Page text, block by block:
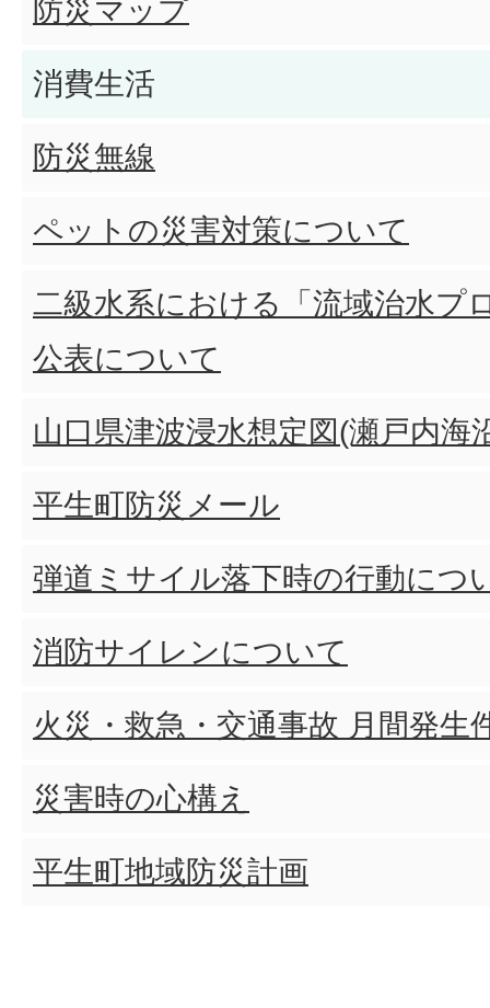
防災マップ
消費生活
防災無線
ペットの災害対策について
二級水系における「流域治水プ
公表について
山口県津波浸水想定図(瀬戸内海
平生町防災メール
弾道ミサイル落下時の行動につ
消防サイレンについて
火災・救急・交通事故 月間発生
災害時の心構え
平生町地域防災計画